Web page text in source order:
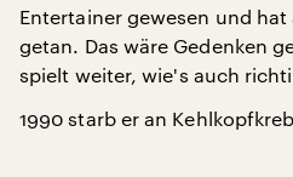
Entertainer gewesen und
getan. Das wäre Gedenken
spielt weiter, wie's auch
1990 starb er an